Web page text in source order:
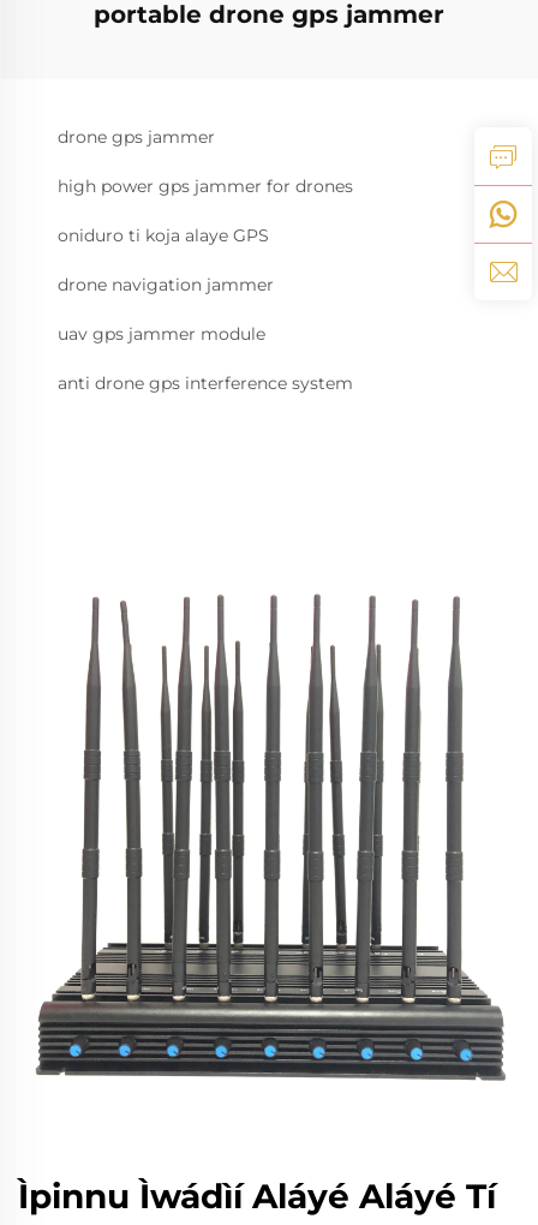
portable drone gps jammer
drone gps jammer
high power gps jammer for drones
oniduro ti koja alaye GPS
drone navigation jammer
uav gps jammer module
anti drone gps interference system
Ìpinnu Ìwádìí Aláyé Aláyé Tí